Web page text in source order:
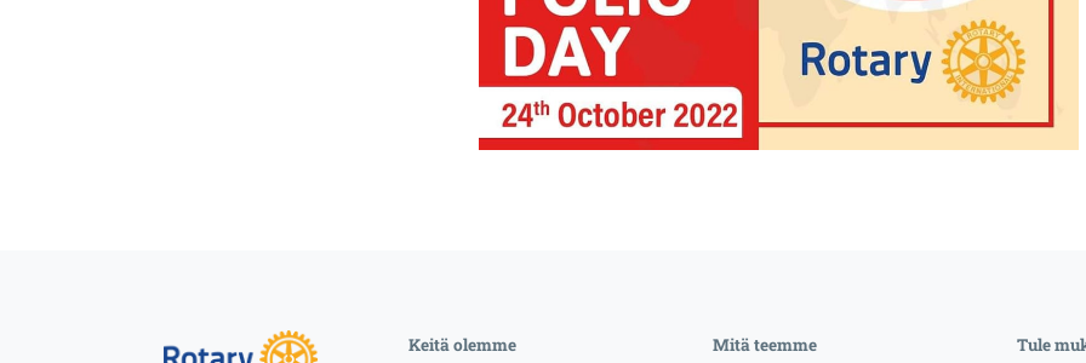
Keitä olemme Mitä teemme Tule